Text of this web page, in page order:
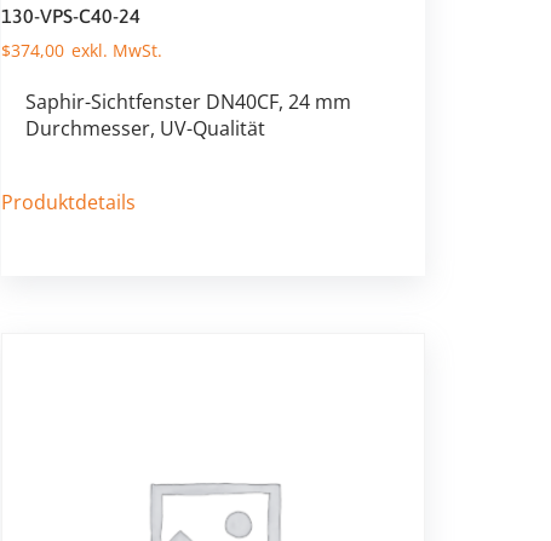
130-VPS-C40-24
$374,00
Saphir-Sichtfenster DN40CF, 24 mm
Durchmesser, UV-Qualität
Produktdetails